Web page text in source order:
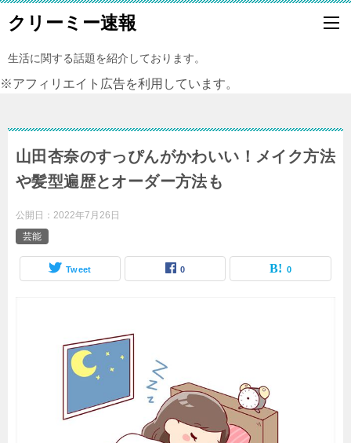
クリーミー速報
生活に関する話題を紹介しております。
※アフィリエイト広告を利用しています。
山田杏奈のすっぴんがかわいい！メイク方法
や髪型遍歴とオーダー方法も
公開日： 2022年7月26日
芸能
Tweet 0 0